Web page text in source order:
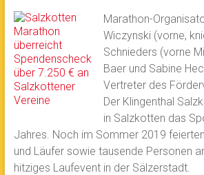
Marathon-
Wiczynski (vorne,
Schnieders (vorne
Baer und Sabine
Vertreter des
Der Klingenthal
in Salzkotten das
Jahres. Noch im Sommer 2019
und Läufer sowie tausende Personen
hitziges Laufevent in der Sälzerstadt.